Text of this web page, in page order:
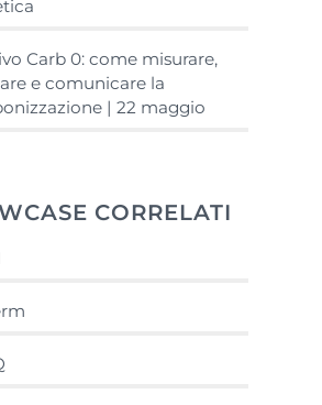
Carb 0: come misurare,
e comunicare la
| 22 maggio
CORRELATI